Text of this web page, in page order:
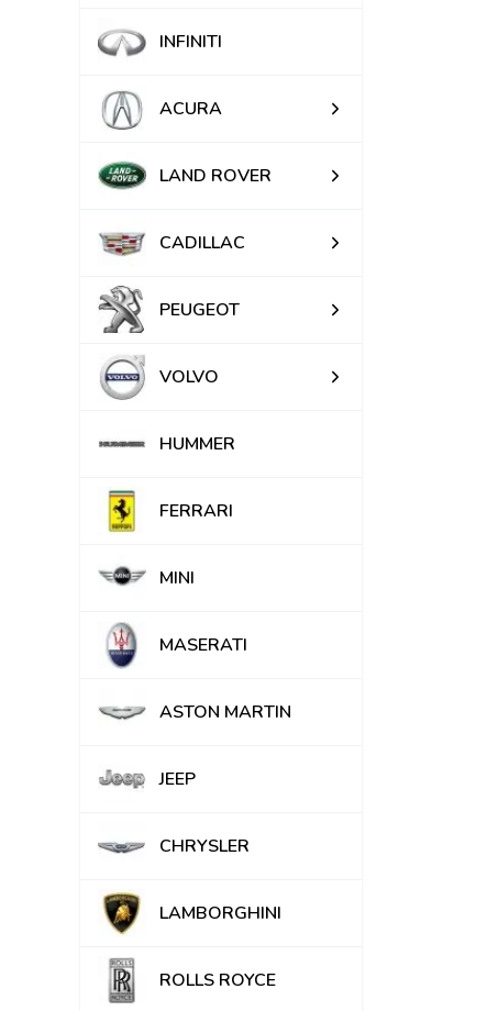
INFINITI
ACURA
LAND ROVER
CADILLAC
PEUGEOT
VOLVO
HUMMER
FERRARI
MINI
MASERATI
ASTON MARTIN
JEEP
CHRYSLER
LAMBORGHINI
ROLLS ROYCE